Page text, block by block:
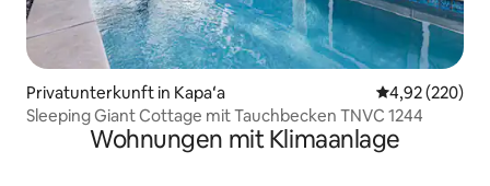
Privatunterkunft in Kapaʻa
4,92 (220)
Sleeping Giant Cottage mit Tauchbecken TNVC 1244
Wohnungen mit Klimaanlage